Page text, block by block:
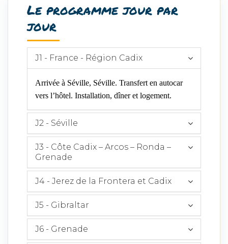
Le programme jour par
jour
J1 - France - Région Cadix
Arrivée à Séville, Séville. Transfert en autocar
vers l’hôtel. Installation, dîner et logement.
J2 - Séville
J3 - Côte Cadix – Arcos – Ronda –
Grenade
J4 - Jerez de la Frontera et Cadix
J5 - Gibraltar
J6 - Grenade